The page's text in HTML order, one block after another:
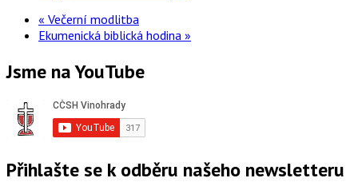
« Večerní modlitba
Ekumenická biblická hodina »
Jsme na YouTube
Přihlašte se k odběru našeho newsletteru